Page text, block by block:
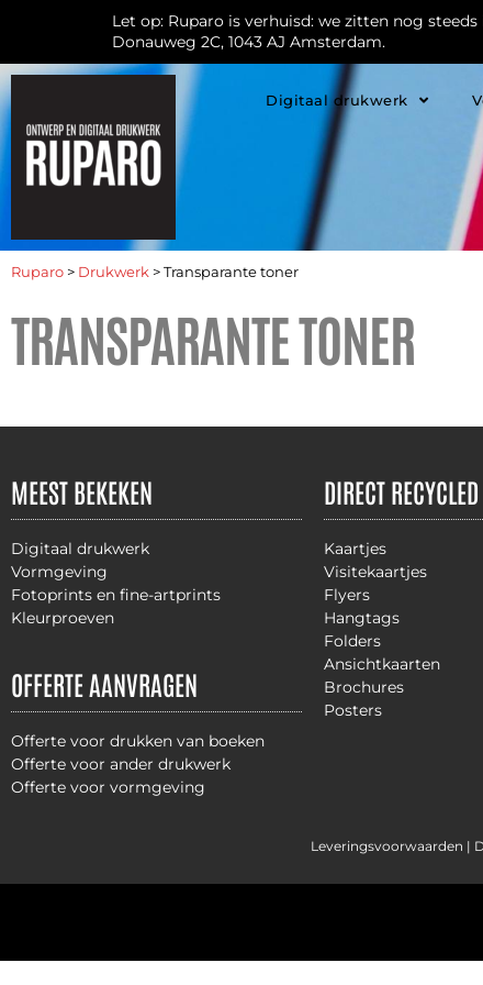
Let op: Ruparo is verhuisd: we zitten nog
Donauweg 2C, 1043 AJ Amsterdam.
Digitaal drukwerk
Ruparo > Drukwerk > Transparante toner
TRANSPARANTE TONER
MEEST BEKEKEN
Digitaal drukwerk
Vormgeving
Fotoprints en fine-artprints
Kleurproeven
OFFERTE AANVRAGEN
Offerte voor drukken van boeken
Offerte voor ander drukwerk
Offerte voor vormgeving
DIRECT
Kaartjes
Visitekaartjes
Flyers
Hangtags
Folders
Ansichtkaarten
Brochures
Posters
Leveringsvoorwaarden |